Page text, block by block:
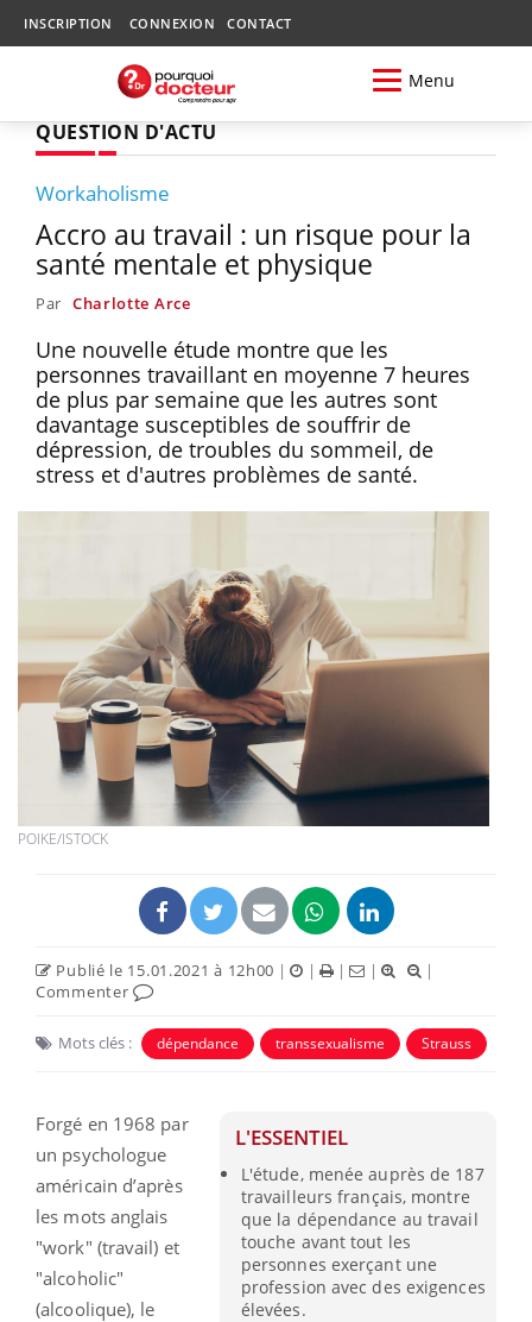
INSCRIPTION CONNEXION CONTACT
Menu
QUESTION D'ACTU
Workaholisme
Accro au travail : un risque pour la
santé mentale et physique
Par Charlotte Arce
Une nouvelle étude montre que les
personnes travaillant en moyenne 7 heures
de plus par semaine que les autres sont
davantage susceptibles de souffrir de
dépression, de troubles du sommeil, de
stress et d'autres problèmes de santé.
POIKE/ISTOCK
Publié le 15.01.2021 à 12h00 | | | |
|
Commenter
Mots clés : dépendance transsexualisme Strauss
L'ESSENTIEL
L'étude, menée auprès de 187
travailleurs français, montre
que la dépendance au travail
touche avant tout les
personnes exerçant une
profession avec des exigences
élevées.
Forgé en 1968 par
un psychologue
américain d’après
les mots anglais
"work" (travail) et
"alcoholic"
(alcoolique), le